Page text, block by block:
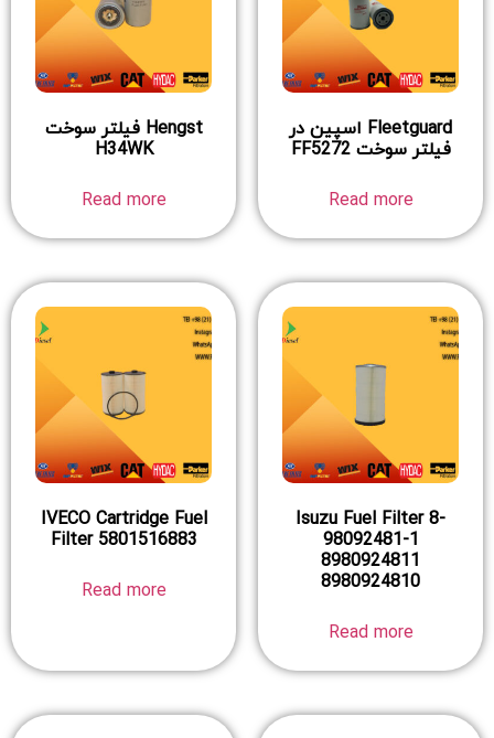
Fleetguard اسپین در
فیلتر سوخت FF5272
Read more
Hengst فیلتر سوخت
H34WK
Read more
Isuzu Fuel Filter 8-
98092481-1
8980924811
8980924810
Read more
IVECO Cartridge Fuel
Filter 5801516883
Read more